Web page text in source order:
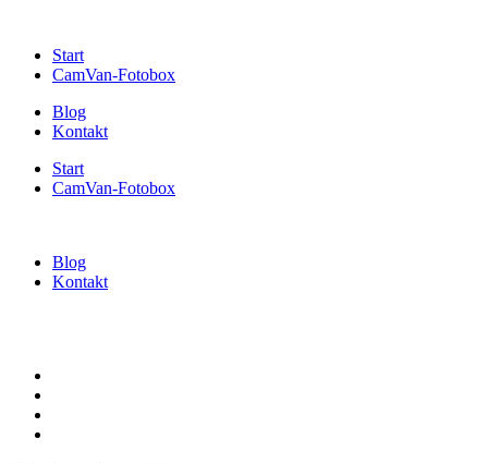
Start
CamVan-Fotobox
Blog
Kontakt
Start
CamVan-Fotobox
Blog
Kontakt